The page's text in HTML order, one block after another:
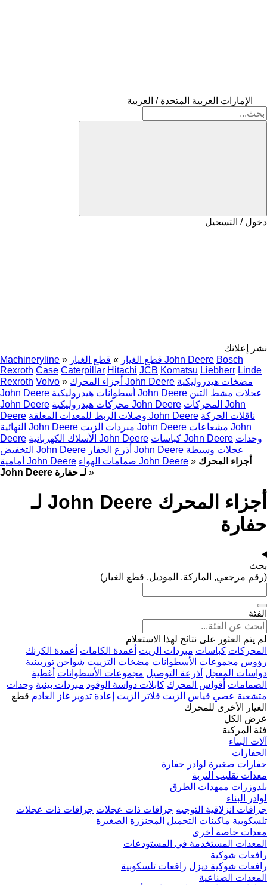
الإمارات العربية المتحدة / العربية
دخول / التسجيل
نشر إعلانك
Machineryline » قطع الغيار » قطع الغيار John Deere Bosch
Rexroth Case Caterpillar Hitachi JCB Komatsu Liebherr Linde
Rexroth Volvo » أجزاء المحرك John Deere مضخات هيدروليكية
John Deere
أسطوانات هيدروليكية John Deere عجلات مشط التبن
John Deere
محركات هيدروليكية John Deere المحركات John
Deere
وصلات الربط للمعدات المعلقة John Deere ناقلات الحركة
النهائية John Deere
مبردات الزيت John Deere مشعاعات John
Deere
الأسلاك الكهربائية John Deere كباسات John Deere وحدات
التخفيض John Deere
أذرع الحفار John Deere عجلات وسيطة
أمامية John Deere
صمامات الهواء John Deere » أجزاء المحرك
John Deere لـ حفارة »
أجزاء المحرك John Deere لـ
حفارة
بحث
(رقم مرجعي, الماركة, الموديل, قطع الغيار)
الفئة
لم يتم العثور على نتائج لهذا الاستعلام
المحركات كباسات مبردات الزيت أعمدة الكامات
أعمدة الكرنك
رؤوس مجموعات الأسطوانات مضخات التزييت شواحن توربينية
دواسات المعجل أذرعة التوصيل مجموعات الأسطوانات أغطية
الصمامات أقواس المحرك كابلات دواسة الوقود مبردات بينية وحدات
متشعبة عصي قياس الزيت فلاتر الزيت إعادة تدوير غاز العادم قطع
الغيار الأخرى للمحرك
عرض الكل
فئة المركبة
آلات البناء
الحفارات
حفارات صغيرة لوادر حفارة
معدات تقليب التربة
بلدوزرات ممهدات الطرق
لوادر البناء
جرافات انزلاقية التوجيه جرافات ذات عجلات جرافات ذات عجلات
تلسكوبية ماكينات التحميل المجنزرة الصغيرة
معدات خاصة أخرى
المعدات المستخدمة في المستودعات
رافعات شوكية
رافعات شوكية ديزل رافعات تلسكوبية
المعدات الصناعية